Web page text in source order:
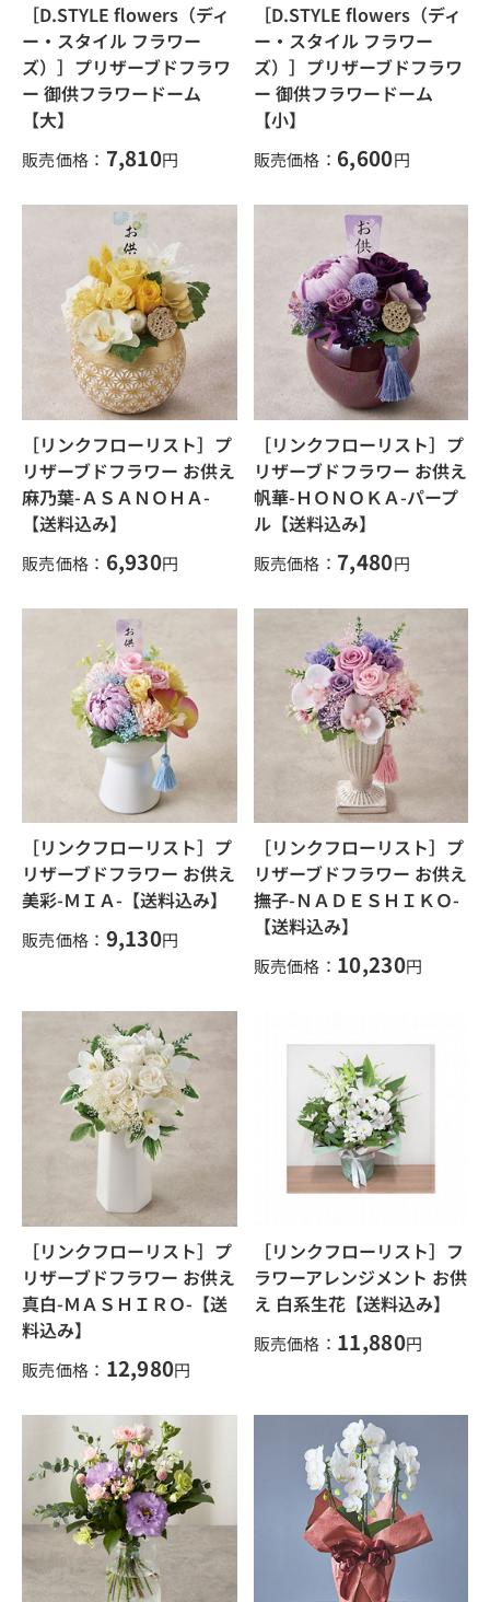
［D.STYLE flowers（ディ
ー・スタイル フラワー
ズ）］プリザーブドフラワ
ー 御供フラワードーム
【大】
販売価格： 7,810円
［D.STYLE flowers（ディ
ー・スタイル フラワー
ズ）］プリザーブドフラワ
ー 御供フラワードーム
【小】
販売価格： 6,600円
［リンクフローリスト］プ
リザーブドフラワー お供え
麻乃葉-ＡＳＡＮＯＨＡ-
【送料込み】
販売価格： 6,930円
［リンクフローリスト］プ
リザーブドフラワー お供え
帆華-ＨＯＮＯＫＡ-パープ
ル【送料込み】
販売価格： 7,480円
［リンクフローリスト］プ
リザーブドフラワー お供え
美彩-ＭＩＡ-【送料込み】
販売価格： 9,130円
［リンクフローリスト］プ
リザーブドフラワー お供え
撫子-ＮＡＤＥＳＨＩＫＯ-
【送料込み】
販売価格： 10,230円
［リンクフローリスト］プ
リザーブドフラワー お供え
真白-ＭＡＳＨＩＲＯ-【送
料込み】
販売価格： 12,980円
［リンクフローリスト］フ
ラワーアレンジメント お供
え 白系生花【送料込み】
販売価格： 11,880円